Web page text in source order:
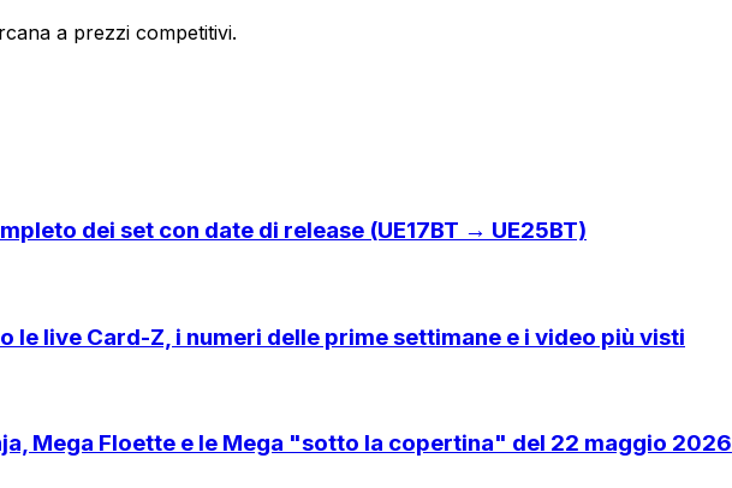
a prezzi competitivi.
dei set con date di release (UE17BT → UE25BT)
le live Card-Z, i numeri delle prime settimane e i video più visti
Mega Floette e le Mega "sotto la copertina" del 22 maggio 2026